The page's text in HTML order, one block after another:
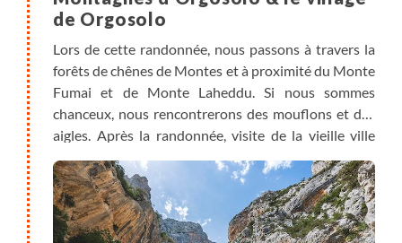
de Orgosolo
Lors de cette randonnée, nous passons à travers la
forêts de chênes de Montes et à proximité du Monte
Fumai et de Monte Laheddu. Si nous sommes
chanceux, nous rencontrerons des mouflons et des
aigles. Après la randonnée, visite de la vieille ville